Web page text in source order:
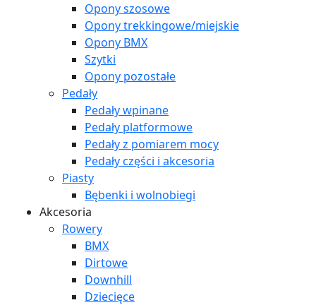
Opony szosowe
Opony trekkingowe/miejskie
Opony BMX
Szytki
Opony pozostałe
Pedały
Pedały wpinane
Pedały platformowe
Pedały z pomiarem mocy
Pedały części i akcesoria
Piasty
Bębenki i wolnobiegi
Akcesoria
Rowery
BMX
Dirtowe
Downhill
Dziecięce